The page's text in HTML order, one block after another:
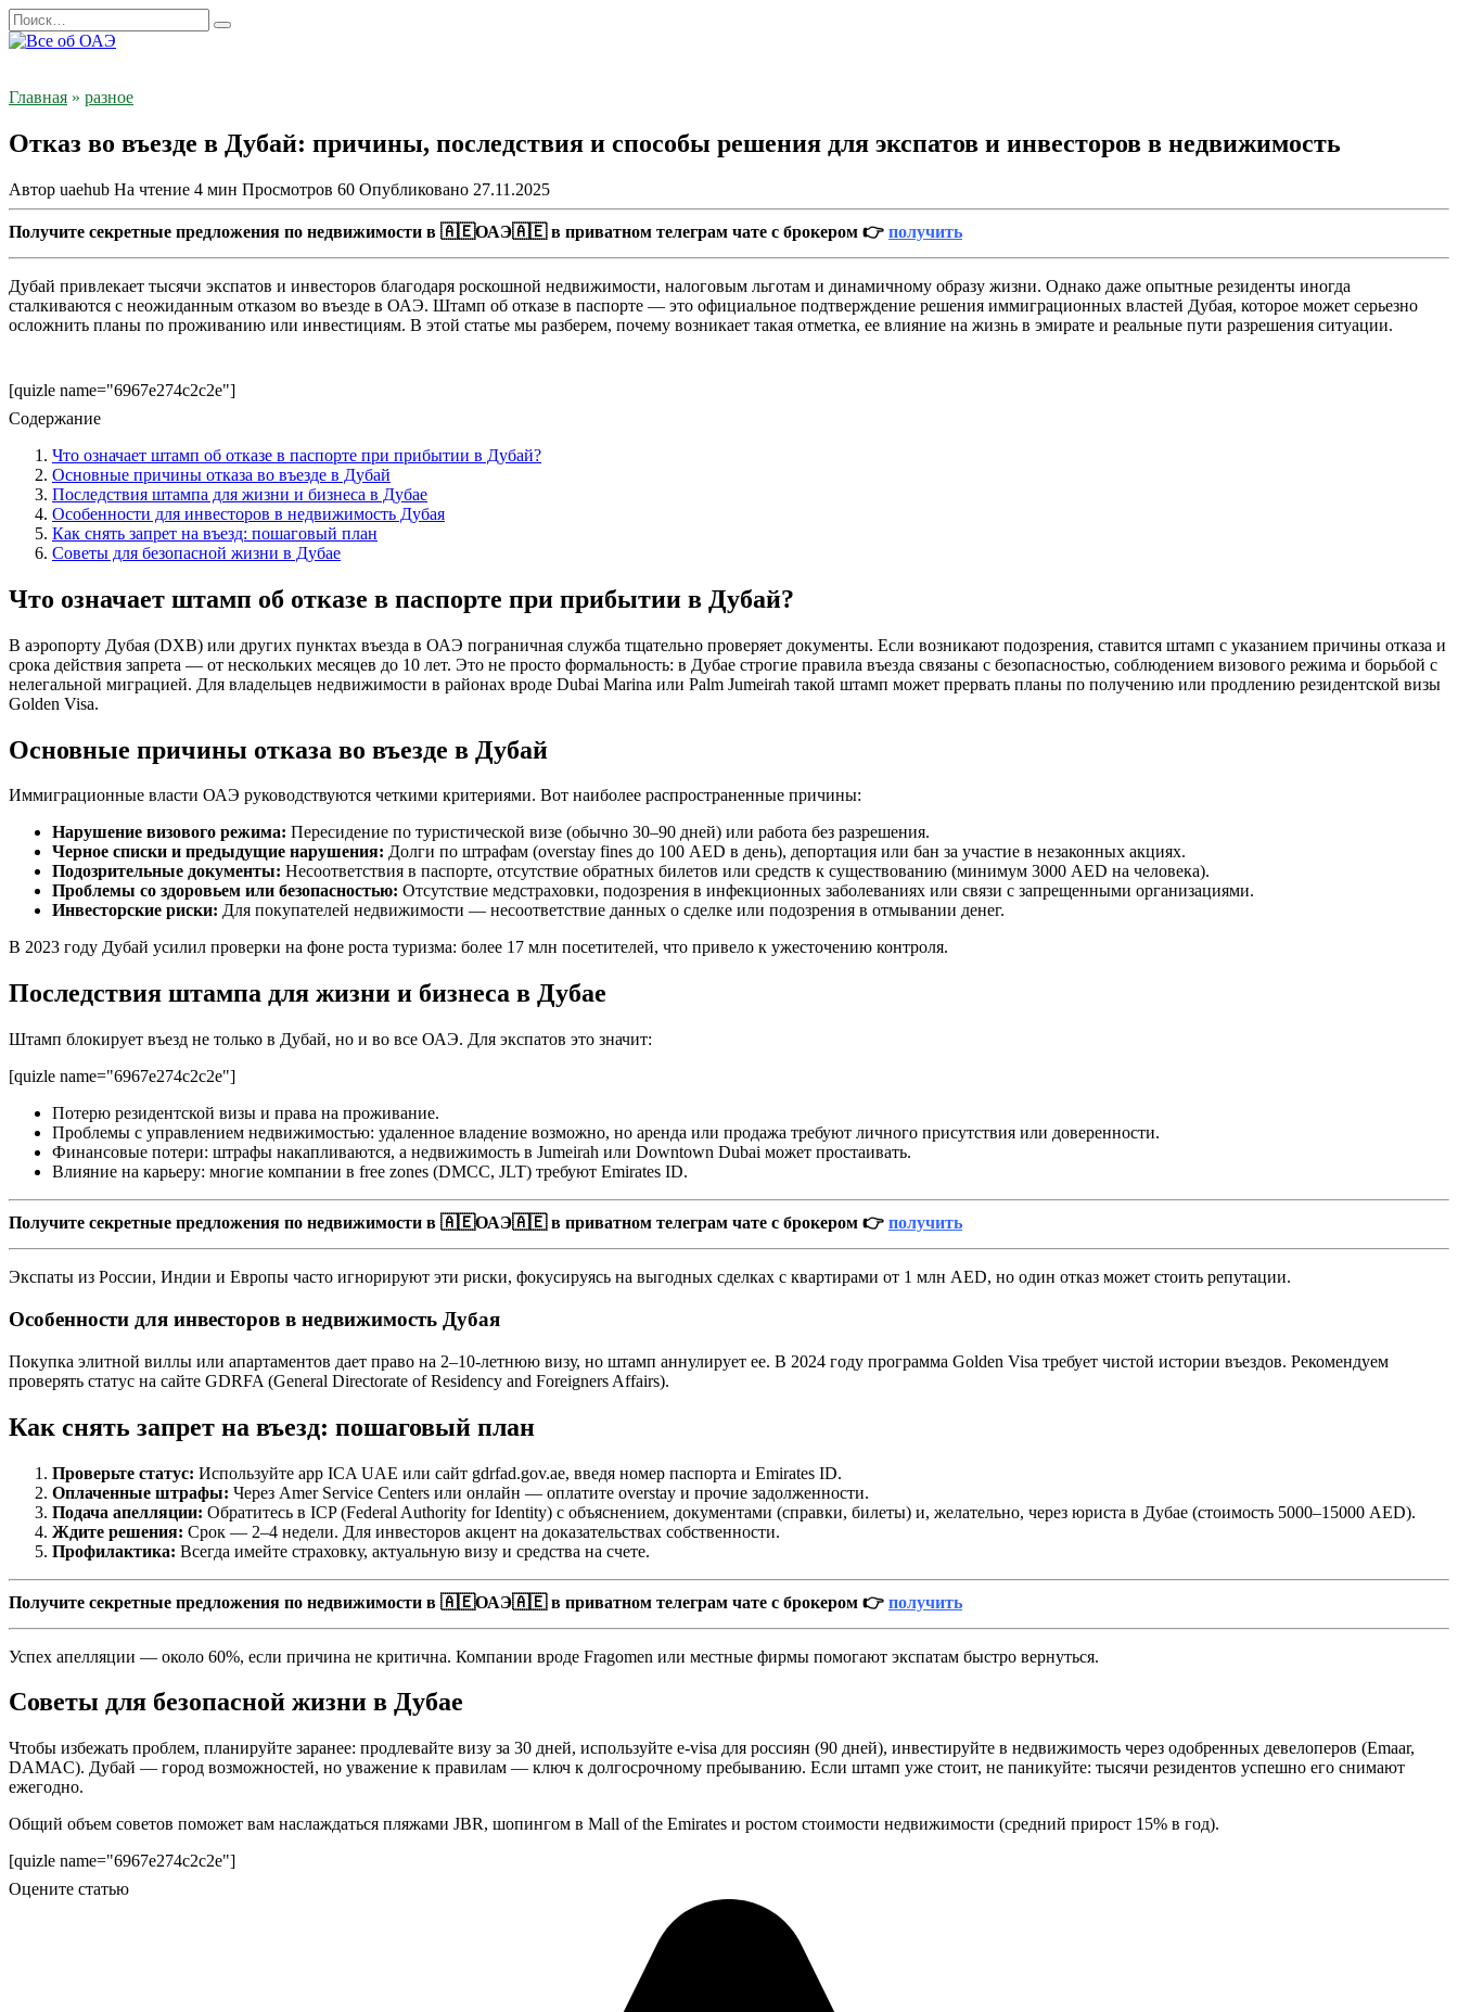
Перейти
к
Search
for:
Главная » разное
Отказ во въезде в Дубай: причины, последствия и способы решения для экспатов и инвесторов в недвижимость
Автор uaehub На чтение 4 мин Просмотров 60 Опубликовано 27.11.2025
Получите секретные предложения по недвижимости в 🇦🇪ОАЭ🇦🇪 в приватном телеграм чате с брокером 👉 получить
Дубай привлекает тысячи экспатов и инвесторов благодаря роскошной недвижимости, налоговым льготам и динамичному образу жизни. Однако даже опытные резиденты иногда
сталкиваются с неожиданным отказом во въезде в ОАЭ. Штамп об отказе в паспорте — это официальное подтверждение решения иммиграционных властей Дубая, которое может серьезно
осложнить планы по проживанию или инвестициям. В этой статье мы разберем, почему возникает такая отметка, ее влияние на жизнь в эмирате и реальные пути разрешения ситуации.
[quizle name="6967e274c2c2e"]
Содержание
Что означает штамп об отказе в паспорте при прибытии в Дубай?
Основные причины отказа во въезде в Дубай
Последствия штампа для жизни и бизнеса в Дубае
Особенности для инвесторов в недвижимость Дубая
Как снять запрет на въезд: пошаговый план
Советы для безопасной жизни в Дубае
Что означает штамп об отказе в паспорте при прибытии в Дубай?
В аэропорту Дубая (DXB) или других пунктах въезда в ОАЭ пограничная служба тщательно проверяет документы. Если возникают подозрения, ставится штамп с указанием причины отказа и
срока действия запрета — от нескольких месяцев до 10 лет. Это не просто формальность: в Дубае строгие правила въезда связаны с безопасностью, соблюдением визового режима и борьбой с
нелегальной миграцией. Для владельцев недвижимости в районах вроде Dubai Marina или Palm Jumeirah такой штамп может прервать планы по получению или продлению резидентской визы
Golden Visa.
Основные причины отказа во въезде в Дубай
Иммиграционные власти ОАЭ руководствуются четкими критериями. Вот наиболее распространенные причины:
Нарушение визового режима: Пересидение по туристической визе (обычно 30–90 дней) или работа без разрешения.
Черное списки и предыдущие нарушения: Долги по штрафам (overstay fines до 100 AED в день), депортация или бан за участие в незаконных акциях.
Подозрительные документы: Несоответствия в паспорте, отсутствие обратных билетов или средств к существованию (минимум 3000 AED на человека).
Проблемы со здоровьем или безопасностью: Отсутствие медстраховки, подозрения в инфекционных заболеваниях или связи с запрещенными организациями.
Инвесторские риски: Для покупателей недвижимости — несоответствие данных о сделке или подозрения в отмывании денег.
В 2023 году Дубай усилил проверки на фоне роста туризма: более 17 млн посетителей, что привело к ужесточению контроля.
Последствия штампа для жизни и бизнеса в Дубае
Штамп блокирует въезд не только в Дубай, но и во все ОАЭ. Для экспатов это значит:
[quizle name="6967e274c2c2e"]
Потерю резидентской визы и права на проживание.
Проблемы с управлением недвижимостью: удаленное владение возможно, но аренда или продажа требуют личного присутствия или доверенности.
Финансовые потери: штрафы накапливаются, а недвижимость в Jumeirah или Downtown Dubai может простаивать.
Влияние на карьеру: многие компании в free zones (DMCC, JLT) требуют Emirates ID.
Получите секретные предложения по недвижимости в 🇦🇪ОАЭ🇦🇪 в приватном телеграм чате с брокером 👉 получить
Экспаты из России, Индии и Европы часто игнорируют эти риски, фокусируясь на выгодных сделках с квартирами от 1 млн AED, но один отказ может стоить репутации.
Особенности для инвесторов в недвижимость Дубая
Покупка элитной виллы или апартаментов дает право на 2–10-летнюю визу, но штамп аннулирует ее. В 2024 году программа Golden Visa требует чистой истории въездов. Рекомендуем
проверять статус на сайте GDRFA (General Directorate of Residency and Foreigners Affairs).
Как снять запрет на въезд: пошаговый план
Проверьте статус: Используйте app ICA UAE или сайт gdrfad.gov.ae, введя номер паспорта и Emirates ID.
Оплаченные штрафы: Через Amer Service Centers или онлайн — оплатите overstay и прочие задолженности.
Подача апелляции: Обратитесь в ICP (Federal Authority for Identity) с объяснением, документами (справки, билеты) и, желательно, через юриста в Дубае (стоимость 5000–15000 AED).
Ждите решения: Срок — 2–4 недели. Для инвесторов акцент на доказательствах собственности.
Профилактика: Всегда имейте страховку, актуальную визу и средства на счете.
Получите секретные предложения по недвижимости в 🇦🇪ОАЭ🇦🇪 в приватном телеграм чате с брокером 👉 получить
Успех апелляции — около 60%, если причина не критична. Компании вроде Fragomen или местные фирмы помогают экспатам быстро вернуться.
Советы для безопасной жизни в Дубае
Чтобы избежать проблем, планируйте заранее: продлевайте визу за 30 дней, используйте e-visa для россиян (90 дней), инвестируйте в недвижимость через одобренных девелоперов (Emaar,
DAMAC). Дубай — город возможностей, но уважение к правилам — ключ к долгосрочному пребыванию. Если штамп уже стоит, не паникуйте: тысячи резидентов успешно его снимают
ежегодно.
Общий объем советов поможет вам наслаждаться пляжами JBR, шопингом в Mall of the Emirates и ростом стоимости недвижимости (средний прирост 15% в год).
[quizle name="6967e274c2c2e"]
Оцените статью